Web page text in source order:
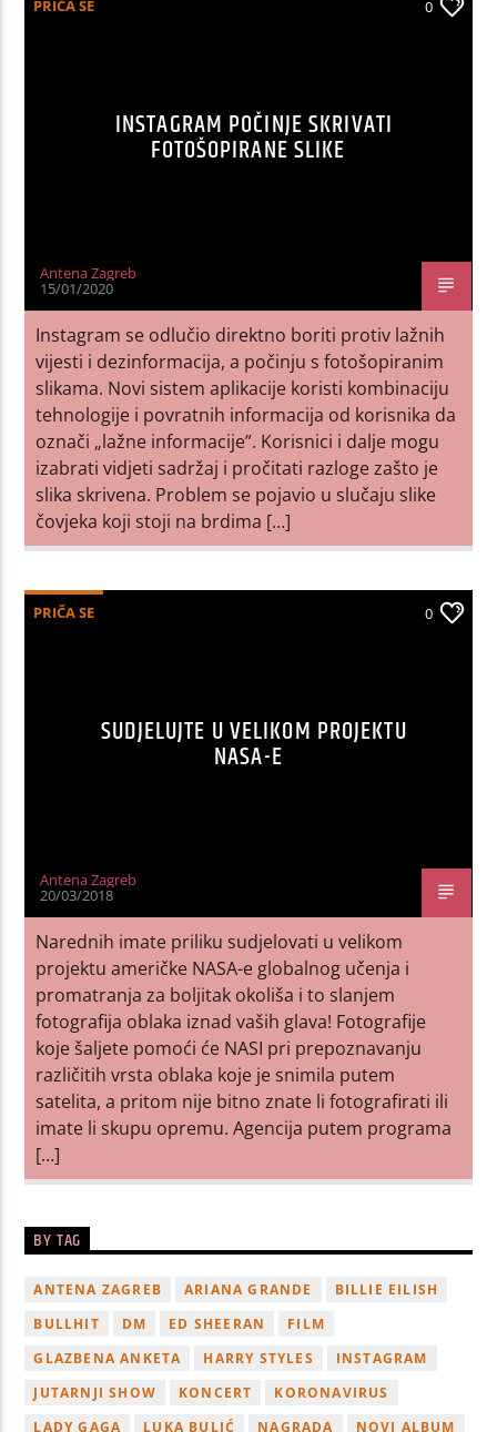
PRIČA SE 0
INSTAGRAM POČINJE SKRIVATI
FOTOŠOPIRANE SLIKE
Antena Zagreb
15/01/2020
Instagram se odlučio direktno boriti protiv lažnih
vijesti i dezinformacija, a počinju s fotošopiranim
slikama. Novi sistem aplikacije koristi kombinaciju
tehnologije i povratnih informacija od korisnika da
označi „lažne informacije”. Korisnici i dalje mogu
izabrati vidjeti sadržaj i pročitati razloge zašto je
slika skrivena. Problem se pojavio u slučaju slike
čovjeka koji stoji na brdima […]
PRIČA SE 0
SUDJELUJTE U VELIKOM PROJEKTU
NASA-E
Antena Zagreb
20/03/2018
Narednih imate priliku sudjelovati u velikom
projektu američke NASA-e globalnog učenja i
promatranja za boljitak okoliša i to slanjem
fotografija oblaka iznad vaših glava! Fotografije
koje šaljete pomoći će NASI pri prepoznavanju
različitih vrsta oblaka koje je snimila putem
satelita, a pritom nije bitno znate li fotografirati ili
imate li skupu opremu. Agencija putem programa
[…]
BY TAG
ANTENA ZAGREB ARIANA GRANDE
BILLIE EILISH
BULLHIT
DM ED SHEERAN
FILM
GLAZBENA ANKETA
HARRY STYLES
INSTAGRAM
JUTARNJI SHOW
KONCERT
KORONAVIRUS
LADY GAGA
LUKA BULIĆ NAGRADA NOVI ALBUM